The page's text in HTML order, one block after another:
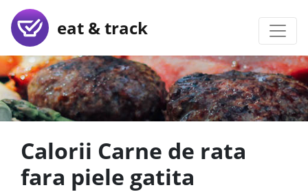
eat & track
Calorii Carne de rata
fara piele gatita